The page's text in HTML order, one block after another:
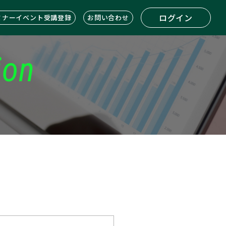
ナーイベント受講登録 お問い合わせ ログイン